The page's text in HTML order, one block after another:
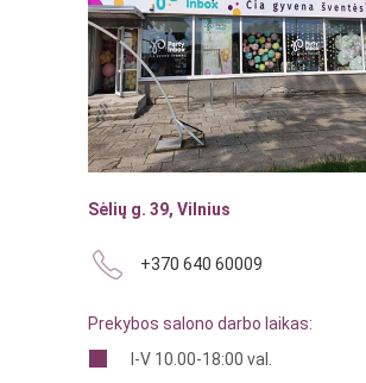
Sėlių g. 39, Vilnius
+370 640 60009
Prekybos salono darbo laikas:
I-V 10.00-18:00 val.